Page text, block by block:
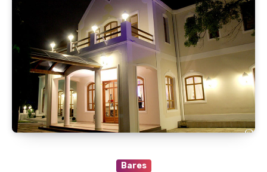
Bares